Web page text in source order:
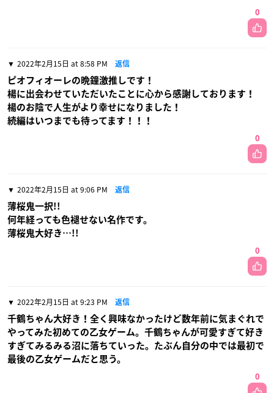
0
2022年2月15日 at 8:58 PM 返信
ピオフィオーレの晩鐘激推しです！
楊に出会わせていただいたことに心から感謝しております！
楊のお陰で人生がより幸せになりました！
続編はいつまでも待ってます！！！
0
2022年2月15日 at 9:06 PM 返信
薄桜鬼一択!!
何年経っても色褪せない名作です。
薄桜鬼大好き…!!
0
2022年2月15日 at 9:23 PM 返信
千鶴ちゃん大好き！全く興味なかったけど数年前に気まぐれで
やってみた初めての乙女ゲーム。千鶴ちゃんが可愛すぎて好き
すぎてみるみる沼に落ちていった。たぶん自分の中では最初で
最後の乙女ゲームだと思う。
0